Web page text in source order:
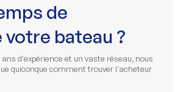
de
votre bateau ?
ans d'expérience et un vaste réseau, nous
quiconque comment trouver l'acheteur